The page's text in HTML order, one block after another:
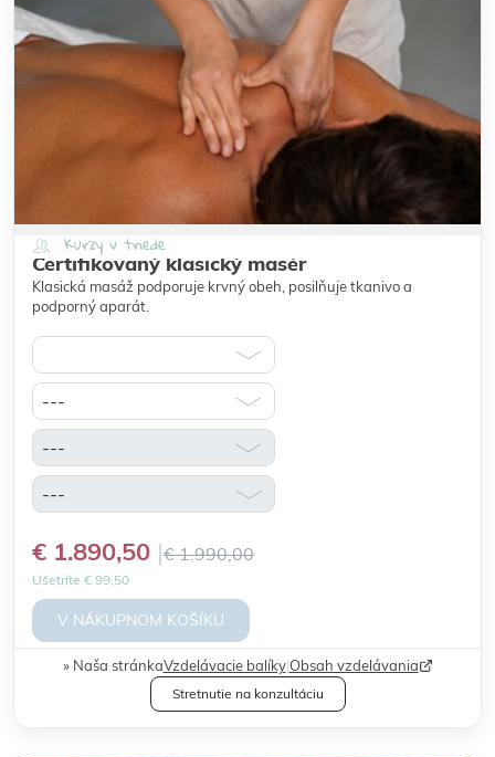
Kurzy v triede
Certifikovaný klasický masér
Klasická masáž podporuje krvný obeh, posilňuje tkanivo a
podporný aparát.
€ 1.890,50 € 1.990,00
Ušetríte € 99,50
V NÁKUPNOM KOŠÍKU
Naša stránkaVzdelávacie balíky|Obsah vzdelávania
Stretnutie na konzultáciu